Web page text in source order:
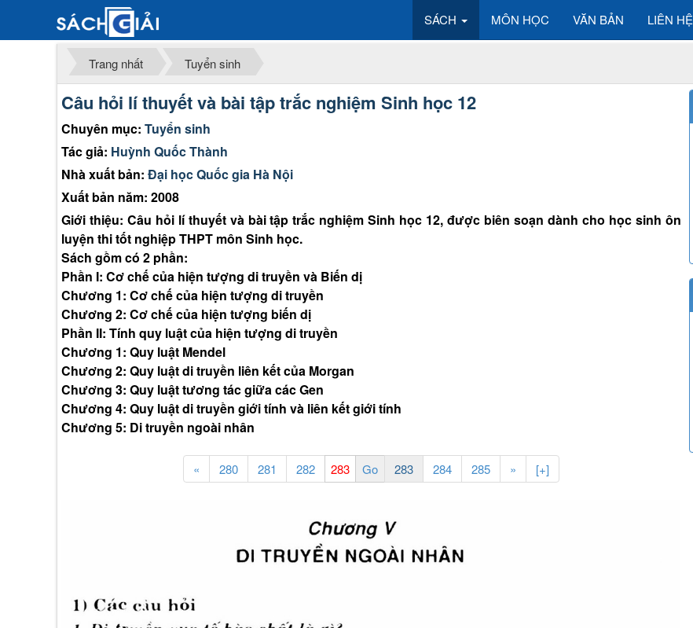
SÁCH MÔN HỌC VĂN BẢN LIÊN HỆ
Trang nhất Tuyển sinh
Câu hỏi lí thuyết và bài tập trắc nghiệm Sinh học 12
Chuyên mục: Tuyển sinh
Tác giả: Huỳnh Quốc Thành
Nhà xuất bản: Đại học Quốc gia Hà Nội
Xuất bản năm: 2008
Giới thiệu: Câu hỏi lí thuyết và bài tập trắc nghiệm Sinh học 12, được biên soạn dành cho học sinh ôn
luyện thi tốt nghiệp THPT môn Sinh học.
Sách gồm có 2 phần:
Phần I: Cơ chế của hiện tượng di truyền và Biến dị
Chương 1: Cơ chế của hiện tượng di truyền
Chương 2: Cơ chế của hiện tượng biến dị
Phần II: Tính quy luật của hiện tượng di truyền
Chương 1: Quy luật Mendel
Chương 2: Quy luật di truyền liên kết của Morgan
Chương 3: Quy luật tương tác giữa các Gen
Chương 4: Quy luật di truyền giới tính và liên kết giới tính
Chương 5: Di truyền ngoài nhân
« 280 281 282 283 284 285 » [+]